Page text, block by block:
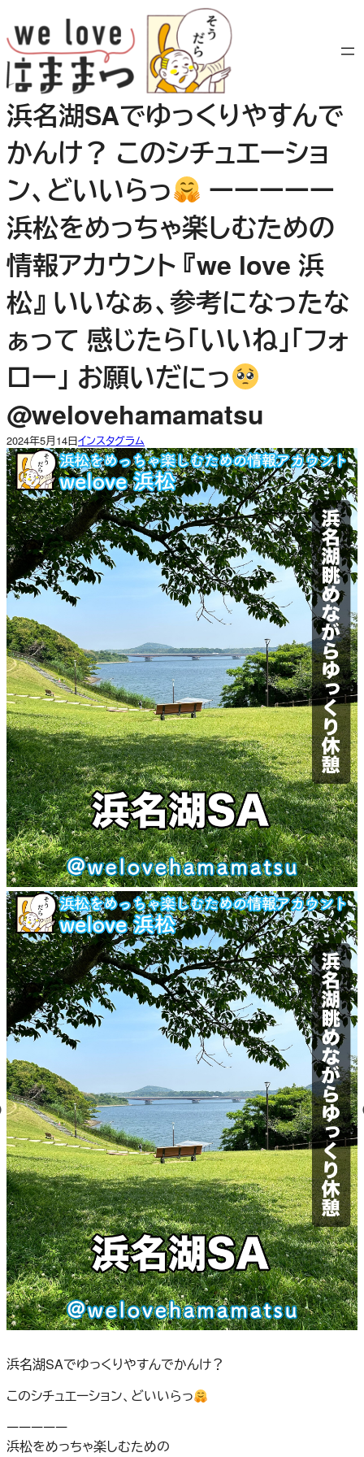
容
を
ス
キ
ッ
プ
浜名湖SAでゆっくりやすんで
かんけ？ このシチュエーショ
ン、どいいらっ
ーーーーー
浜松をめっちゃ楽しむための
情報アカウント 『we love 浜
松』 いいなぁ、参考になったな
ぁって 感じたら「いいね」「フォ
ロー」 お願いだにっ
@welovehamamatsu
2024年5月14日インスタグラム
浜名湖SAでゆっくりやすんでかんけ？
このシチュエーション、どいいらっ
ーーーーー
浜松をめっちゃ楽しむための